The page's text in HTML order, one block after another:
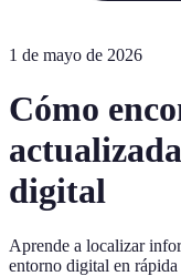
1 de mayo de 2026
Cómo
digital
Aprende a localizar
entorno digital en